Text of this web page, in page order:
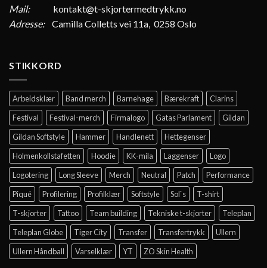
Mail:
kontakt@t-skjortermedtrykk.no
Adresse: Camilla Colletts vei 11a, 0258 Oslo
STIKKORD
Arbeidsklær Band merch Barnehage Bærekraft
Clarins
Festival
Festival-merch Firmalogo Gatas Parlament
Gildan
Gildan Softstyle
Hammer Handlenett
Hettegenser
Holmenkollstafetten
Hoodie KK-mila Laggenser
Logo
Logotering
Long Sleeve Merch Neutral Patch
Performance
Piqué
Profilering Profilklær Softstyle Sol`s
T-shirt
T-skjorter
Tattoo Team building Tekniske t-skjorter
Teleplan
Teleplan Globe
Tiger City Transfer Transfertrykk
Ullern
Ullern Håndball
Varselklær YT ZO Skin Health